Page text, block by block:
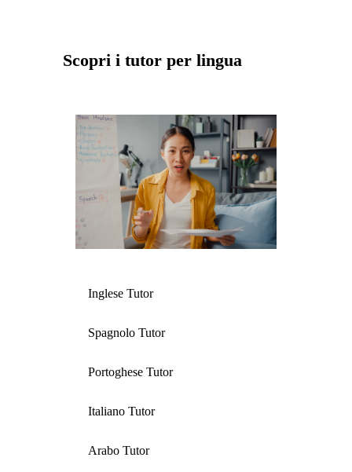
Scopri i tutor per lingua
Inglese Tutor
Spagnolo Tutor
Portoghese Tutor
Italiano Tutor
Arabo Tutor